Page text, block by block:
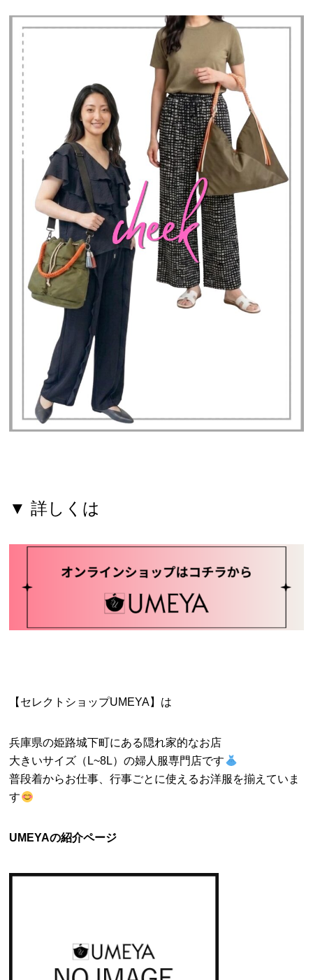
▼ 詳しくは
【セレクトショップUMEYA】は
兵庫県の姫路城下町にある隠れ家的なお店
大きいサイズ（L~8L）の婦人服専門店です
普段着からお仕事、行事ごとに使えるお洋服を揃えていま
す
UMEYAの紹介ページ